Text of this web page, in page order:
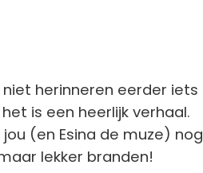
herinneren eerder iets
is een heerlijk verhaal.
(en Esina de muze) nog
lekker branden!